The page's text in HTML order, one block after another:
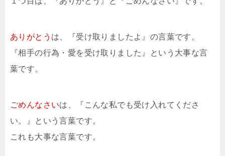
ありがとう は、『受け取りましたよ』の言葉です。
『相手の行為・愛を受け取りました』という大事な言
葉です。
ごめんなさいは、『こんな私でも受け入れてくださ
い。』という言葉です。
これも大事な言葉です。